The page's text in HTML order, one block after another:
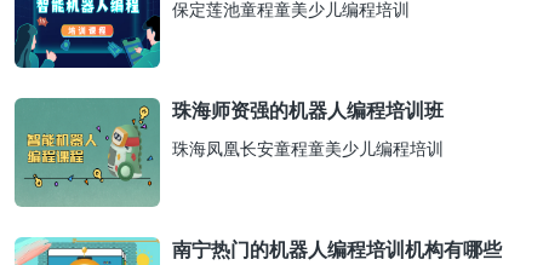
保定莲池童程童美少儿编程培训
珠海师资强的机器人编程培训班
珠海凤凰长安童程童美少儿编程培训
南宁热门的机器人编程培训机构有哪些